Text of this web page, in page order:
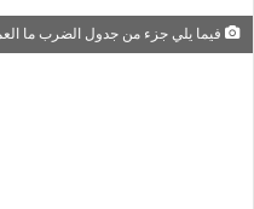
فيما يلي جزء من جدول الضرب ما